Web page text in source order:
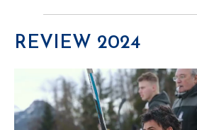
REVIEW 2024